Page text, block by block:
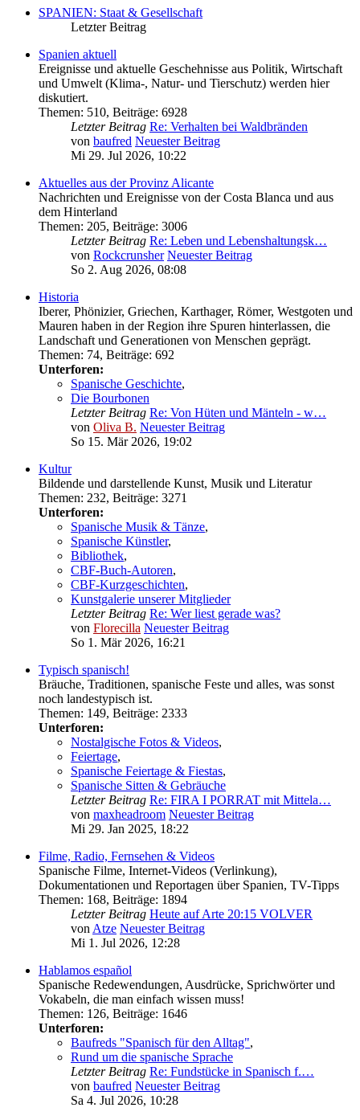
SPANIEN: Staat & Gesellschaft
Letzter Beitrag
Spanien aktuell
Ereignisse und aktuelle Geschehnisse aus Politik, Wirtschaft
und Umwelt (Klima-, Natur- und Tierschutz) werden hier
diskutiert.
Themen: 510, Beiträge: 6928
Letzter Beitrag Re: Verhalten bei Waldbränden
von baufred Neuester Beitrag
Mi 29. Jul 2026, 10:22
Aktuelles aus der Provinz Alicante
Nachrichten und Ereignisse von der Costa Blanca und aus
dem Hinterland
Themen: 205, Beiträge: 3006
Letzter Beitrag Re: Leben und Lebenshaltungsk…
von Rockcrunsher Neuester Beitrag
So 2. Aug 2026, 08:08
Historia
Iberer, Phönizier, Griechen, Karthager, Römer, Westgoten und
Mauren haben in der Region ihre Spuren hinterlassen, die
Landschaft und Generationen von Menschen geprägt.
Themen: 74, Beiträge: 692
Unterforen:
Spanische Geschichte,
Die Bourbonen
Letzter Beitrag Re: Von Hüten und Mänteln - w…
von Oliva B. Neuester Beitrag
So 15. Mär 2026, 19:02
Kultur
Bildende und darstellende Kunst, Musik und Literatur
Themen: 232, Beiträge: 3271
Unterforen:
Spanische Musik & Tänze,
Spanische Künstler,
Bibliothek,
CBF-Buch-Autoren,
CBF-Kurzgeschichten,
Kunstgalerie unserer Mitglieder
Letzter Beitrag Re: Wer liest gerade was?
von Florecilla Neuester Beitrag
So 1. Mär 2026, 16:21
Typisch spanisch!
Bräuche, Traditionen, spanische Feste und alles, was sonst
noch landestypisch ist.
Themen: 149, Beiträge: 2333
Unterforen:
Nostalgische Fotos & Videos,
Feiertage,
Spanische Feiertage & Fiestas,
Spanische Sitten & Gebräuche
Letzter Beitrag Re: FIRA I PORRAT mit Mittela…
von maxheadroom Neuester Beitrag
Mi 29. Jan 2025, 18:22
Filme, Radio, Fernsehen & Videos
Spanische Filme, Internet-Videos (Verlinkung),
Dokumentationen und Reportagen über Spanien, TV-Tipps
Themen: 168, Beiträge: 1894
Letzter Beitrag Heute auf Arte 20:15 VOLVER
von Atze Neuester Beitrag
Mi 1. Jul 2026, 12:28
Hablamos español
Spanische Redewendungen, Ausdrücke, Sprichwörter und
Vokabeln, die man einfach wissen muss!
Themen: 126, Beiträge: 1646
Unterforen:
Baufreds "Spanisch für den Alltag",
Rund um die spanische Sprache
Letzter Beitrag Re: Fundstücke in Spanisch f.…
von baufred Neuester Beitrag
Sa 4. Jul 2026, 10:28